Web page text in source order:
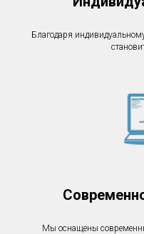
Благодаря
Мы оснащены